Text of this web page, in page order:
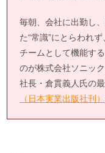
毎朝、会社に出勤し
た“常識”にとらわれ
チームとして機能す
のが株式会社ソニッ
社長・倉貫義人氏の最
（日本実業出版社刊）